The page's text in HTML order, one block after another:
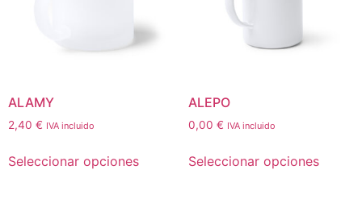
ALAMY
2,40 € IVA incluido
Seleccionar opciones
ALEPO
0,00 € IVA incluido
Seleccionar opciones